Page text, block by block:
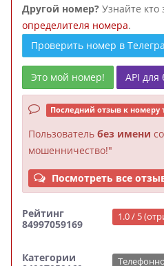
Другой номер? Узнайте
определителя номера.
Проверить номер в
Это мой номер! API для
Последний отзыв к номеру
Пользователь без имени
мошенничество!"
Посмотреть все
Рейтинг
84997059169
1.0 / 5
Категории